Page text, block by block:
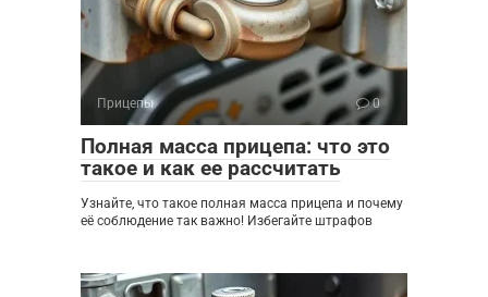
Прицепы 0
Полная масса прицепа: что это
такое и как ее рассчитать
Узнайте, что такое полная масса прицепа и почему
её соблюдение так важно! Избегайте штрафов